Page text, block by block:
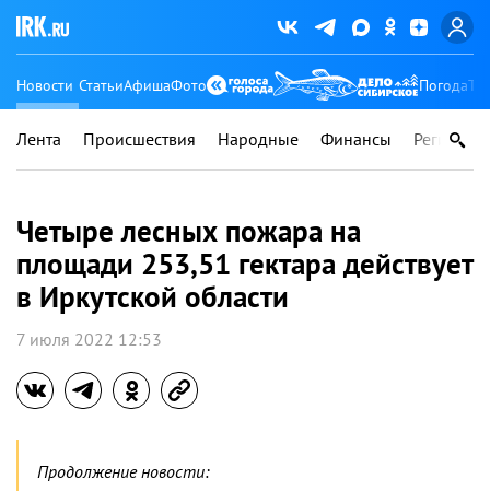
Новости СтатьиАфишаФото Погода
Лента Происшествия Народные Финансы Регионы
Четыре лесных пожара на
площади 253,51 гектара действует
в Иркутской области
7 июля 2022 12:53
Продолжение новости: